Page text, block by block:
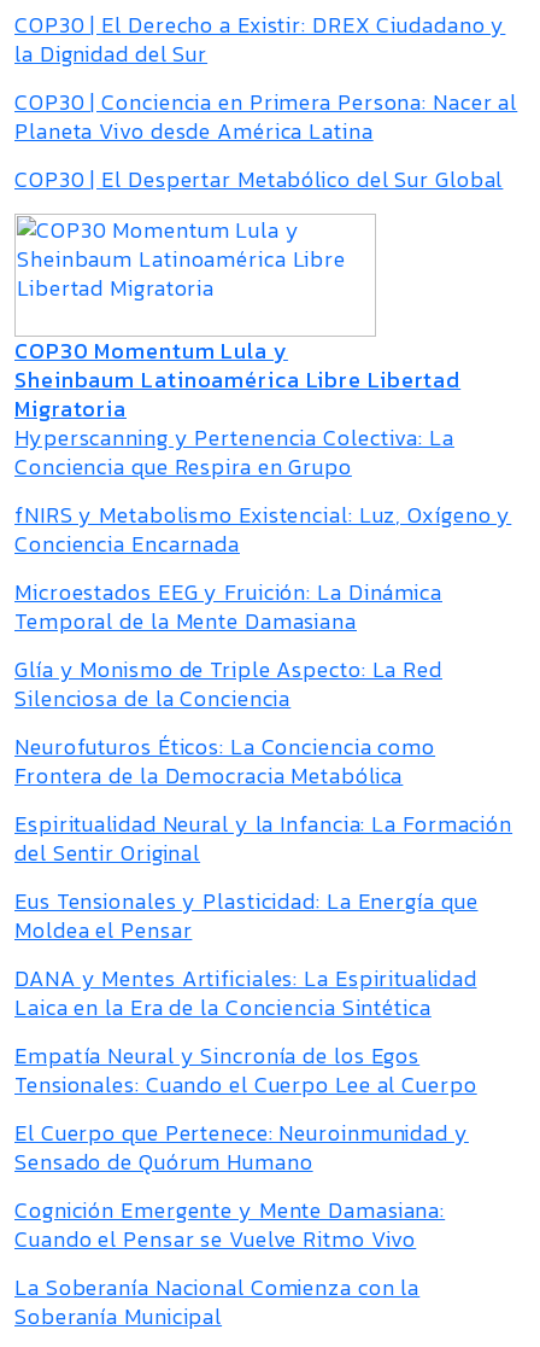
COP30 | El Derecho a Existir: DREX Ciudadano y
la Dignidad del Sur
COP30 | Conciencia en Primera Persona: Nacer al
Planeta Vivo desde América Latina
COP30 | El Despertar Metabólico del Sur Global
COP30 Momentum Lula y
Sheinbaum Latinoamérica Libre Libertad
Migratoria
Hyperscanning y Pertenencia Colectiva: La
Conciencia que Respira en Grupo
fNIRS y Metabolismo Existencial: Luz, Oxígeno y
Conciencia Encarnada
Microestados EEG y Fruición: La Dinámica
Temporal de la Mente Damasiana
Glía y Monismo de Triple Aspecto: La Red
Silenciosa de la Conciencia
Neurofuturos Éticos: La Conciencia como
Frontera de la Democracia Metabólica
Espiritualidad Neural y la Infancia: La Formación
del Sentir Original
Eus Tensionales y Plasticidad: La Energía que
Moldea el Pensar
DANA y Mentes Artificiales: La Espiritualidad
Laica en la Era de la Conciencia Sintética
Empatía Neural y Sincronía de los Egos
Tensionales: Cuando el Cuerpo Lee al Cuerpo
El Cuerpo que Pertenece: Neuroinmunidad y
Sensado de Quórum Humano
Cognición Emergente y Mente Damasiana:
Cuando el Pensar se Vuelve Ritmo Vivo
La Soberanía Nacional Comienza con la
Soberanía Municipal